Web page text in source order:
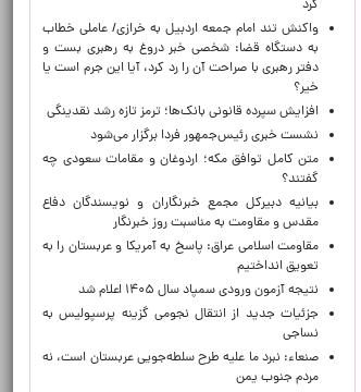
کرد
واکنش تند امام جمعه اردبیل به خرازی/ عاملی خطاب
به دستگاه قضا: شخصی خبر دروغ به رهبری بست و
دفتر رهبری با صراحت آن را رد کرد، آیا این جرم است یا
خیر؟
افزایش سپرده قانونی بانک‌ها؛ ترمز تازه رشد نقدینگی
نشست خبری رئیس‌جمهور فردا برگزار می‌شود
متن کامل توافق مکه؛ اردوغان و مقامات سعودی چه
گفتند؟
بیانیه دبیرکل مجمع خبرنگاران و نویسندگان دفاع
مقدس و مقاومت به مناسبت روز خبرنگار
مقاومت اسلامی عراق: پاسخ به آمریکا و عربستان را به
تعویق انداختیم
نتیجه آزمون ورودی سمپاد سال ۱۴۰۵ اعلام شد
جزئیات جدید از انتقال نجومی گزینه پرسپولیس به
نساجی
صنعاء: نبرد ما علیه طرح سلطه‌جویی عربستان است، نه
مردم جنوب یمن